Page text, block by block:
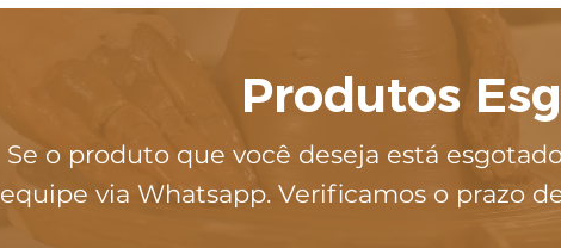
Produtos
Se o produto que você deseja está
equipe via Whatsapp. Verificamos o prazo